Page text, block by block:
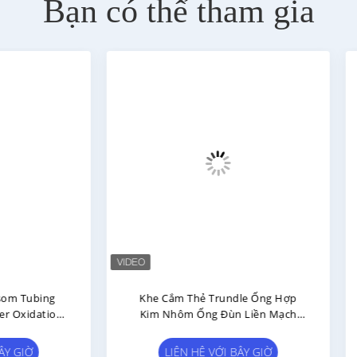
Bạn có thể tham gia
Thẻ Trundle Ống Hợp
Nhôm Ống Đùn Liền Mạch
LIÊN HỆ VỚI BÂY GIỜ
Ống Tròn Hợp Kim Nhôm
6063-T5 28mm Với Cạnh Có
LIÊN HỆ VỚI BÂY GIỜ